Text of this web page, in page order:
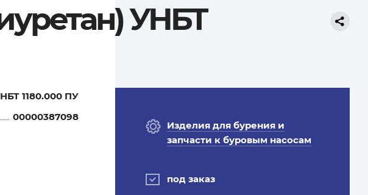
УНБТ
1180.000 ПУ
00000387098
Изделия для бурения и
запчасти к буровым насосам
под заказ